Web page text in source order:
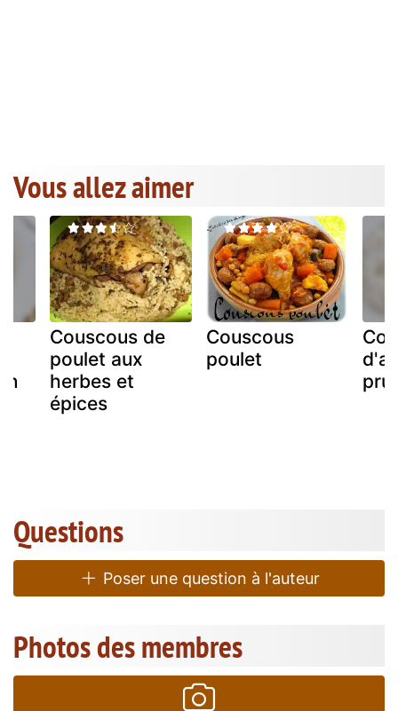
Vous allez aimer
Couscous de
poulet aux
herbes et
épices
Couscous
poulet
Questions
Poser une question à l'auteur
Photos des membres